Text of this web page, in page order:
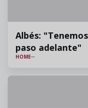
Albés:
paso adelante"
HOME